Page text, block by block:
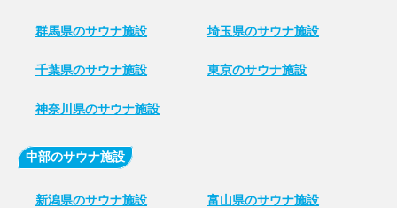
群馬県のサウナ施設 埼玉県のサウナ施設
千葉県のサウナ施設 東京のサウナ施設
神奈川県のサウナ施設
中部のサウナ施設
新潟県のサウナ施設 富山県のサウナ施設